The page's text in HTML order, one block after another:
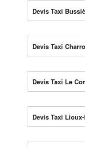
Devis Taxi
Devis Taxi
Devis Taxi Le
Devis Taxi